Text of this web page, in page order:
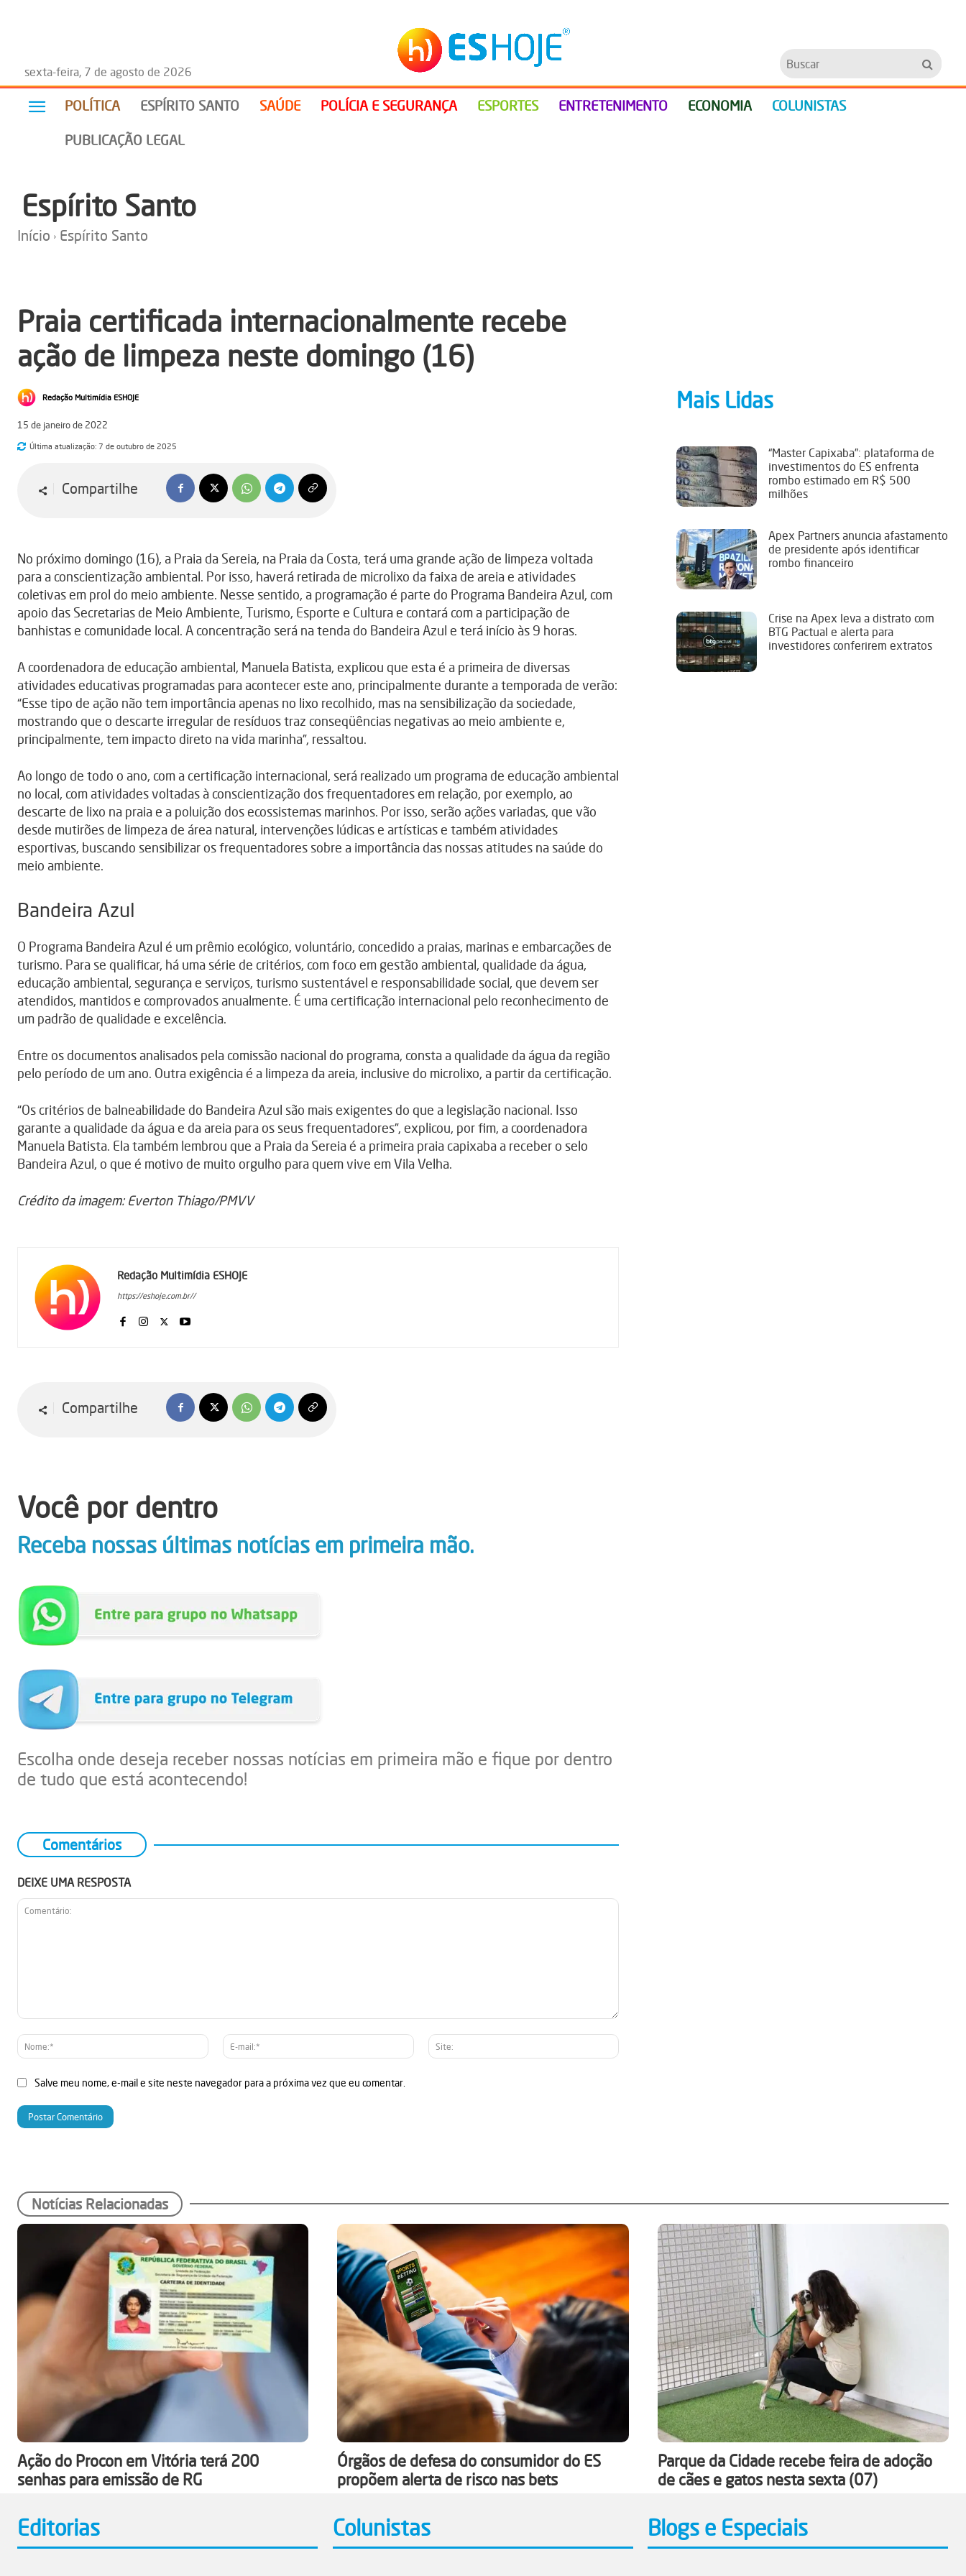
sexta-feira, 7 de agosto de 2026
Buscar
POLÍTICA ESPÍRITO SANTO SAÚDE POLÍCIA E SEGURANÇA ESPORTES ENTRETENIMENTO ECONOMIA COLUNISTAS
PUBLICAÇÃO LEGAL
Espírito Santo
Início Espírito Santo
Praia certificada internacionalmente recebe
ação de limpeza neste domingo (16)
Redação Multimídia ESHOJE
15 de janeiro de 2022
Última atualização: 7 de outubro de 2025
Compartilhe
No próximo domingo (16), a Praia da Sereia, na Praia da Costa, terá uma grande ação de limpeza voltada
para a conscientização ambiental. Por isso, haverá retirada de microlixo da faixa de areia e atividades
coletivas em prol do meio ambiente. Nesse sentido, a programação é parte do Programa Bandeira Azul, com
apoio das Secretarias de Meio Ambiente, Turismo, Esporte e Cultura e contará com a participação de
banhistas e comunidade local. A concentração será na tenda do Bandeira Azul e terá início às 9 horas.
A coordenadora de educação ambiental, Manuela Batista, explicou que esta é a primeira de diversas
atividades educativas programadas para acontecer este ano, principalmente durante a temporada de verão:
“Esse tipo de ação não tem importância apenas no lixo recolhido, mas na sensibilização da sociedade,
mostrando que o descarte irregular de resíduos traz conseqüências negativas ao meio ambiente e,
principalmente, tem impacto direto na vida marinha”, ressaltou.
Ao longo de todo o ano, com a certificação internacional, será realizado um programa de educação ambiental
no local, com atividades voltadas à conscientização dos frequentadores em relação, por exemplo, ao
descarte de lixo na praia e a poluição dos ecossistemas marinhos. Por isso, serão ações variadas, que vão
desde mutirões de limpeza de área natural, intervenções lúdicas e artísticas e também atividades
esportivas, buscando sensibilizar os frequentadores sobre a importância das nossas atitudes na saúde do
meio ambiente.
Bandeira Azul
O Programa Bandeira Azul é um prêmio ecológico, voluntário, concedido a praias, marinas e embarcações de
turismo. Para se qualificar, há uma série de critérios, com foco em gestão ambiental, qualidade da água,
educação ambiental, segurança e serviços, turismo sustentável e responsabilidade social, que devem ser
atendidos, mantidos e comprovados anualmente. É uma certificação internacional pelo reconhecimento de
um padrão de qualidade e excelência.
Entre os documentos analisados pela comissão nacional do programa, consta a qualidade da água da região
pelo período de um ano. Outra exigência é a limpeza da areia, inclusive do microlixo, a partir da certificação.
“Os critérios de balneabilidade do Bandeira Azul são mais exigentes do que a legislação nacional. Isso
garante a qualidade da água e da areia para os seus frequentadores”, explicou, por fim, a coordenadora
Manuela Batista. Ela também lembrou que a Praia da Sereia é a primeira praia capixaba a receber o selo
Bandeira Azul, o que é motivo de muito orgulho para quem vive em Vila Velha.
Crédito da imagem: Everton Thiago/PMVV
Redação Multimídia ESHOJE
https://eshoje.com.br//
Compartilhe
Você por dentro
Receba nossas últimas notícias em primeira mão.
Escolha onde deseja receber nossas notícias em primeira mão e fique por dentro
de tudo que está acontecendo!
Comentários
DEIXE UMA RESPOSTA
Nome:*
E-
mail:*
Site:
Salve meu nome, e-mail e site neste navegador para a próxima vez que eu comentar.
Mais Lidas
“Master Capixaba”: plataforma de
investimentos do ES enfrenta
rombo estimado em R$ 500
milhões
Apex Partners anuncia afastamento
de presidente após identificar
rombo financeiro
Crise na Apex leva a distrato com
BTG Pactual e alerta para
investidores conferirem extratos
Notícias Relacionadas
Ação do Procon em Vitória terá 200
senhas para emissão de RG
Órgãos de defesa do consumidor do ES
propõem alerta de risco nas bets
Parque da Cidade recebe feira de adoção
de cães e gatos nesta sexta (07)
Editorias Colunistas Blogs e Especiais